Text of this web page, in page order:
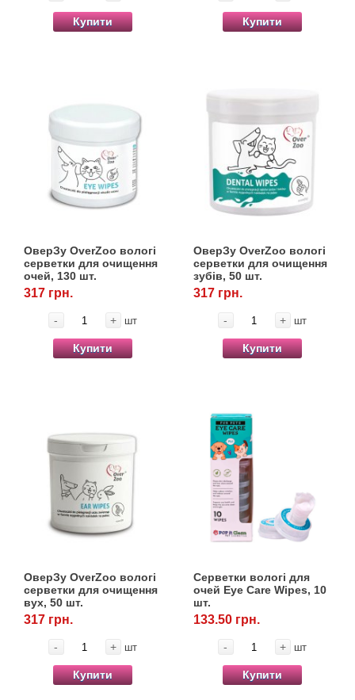
Купити Купити
ОверЗу OverZoo вологі
серветки для очищення
очей, 130 шт.
317 грн.
- + шт
Купити
ОверЗу OverZoo вологі
серветки для очищення
зубів, 50 шт.
317 грн.
- + шт
Купити
ОверЗу OverZoo вологі
серветки для очищення
вух, 50 шт.
317 грн.
- + шт
Купити
Серветки вологі для
очей Eye Care Wipes, 10
шт.
133.50 грн.
- + шт
Купити